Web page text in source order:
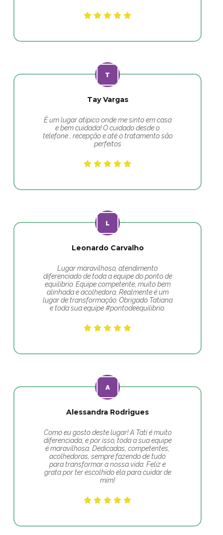
Tay Vargas
É um lugar atípico onde me sinto em casa
e bem cuidada! O cuidado desde o
telefone , recepção e até o tratamento são
perfeitos
Leonardo Carvalho
Lugar maravilhoso, atendimento
diferenciado de toda a equipe do ponto de
equilíbrio. Equipe competente, muito bem
alinhada e acolhedora. Realmente é um
lugar de transformação. Obrigado Tatiana
e toda sua equipe #pontodeequilibrio.
Alessandra Rodrigues
Como eu gosto deste lugar! A Tati é muito
diferenciada, e por isso, toda a sua equipe
é maravilhosa. Dedicadas, competentes,
acolhedoras, sempre fazendo de tudo
para transformar a nossa vida. Feliz e
grata por ter escolhido ela para cuidar de
mim!